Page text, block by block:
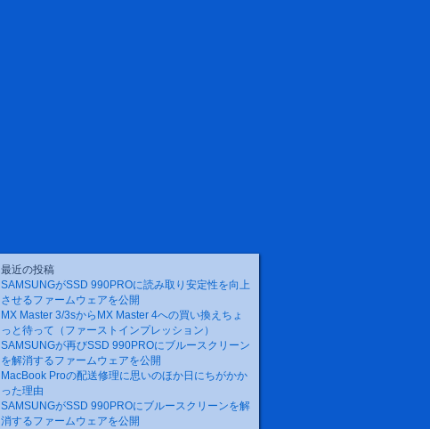
最近の投稿
SAMSUNGがSSD 990PROに読み取り安定性を向上
させるファームウェアを公開
MX Master 3/3sからMX Master 4への買い換えちょ
っと待って（ファーストインプレッション）
SAMSUNGが再びSSD 990PROにブルースクリーン
を解消するファームウェアを公開
MacBook Proの配送修理に思いのほか日にちがかか
った理由
SAMSUNGがSSD 990PROにブルースクリーンを解
消するファームウェアを公開